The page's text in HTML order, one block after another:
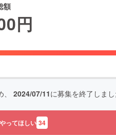
額
円
2024/07/11に募集を終了しまし
ってほしい 34